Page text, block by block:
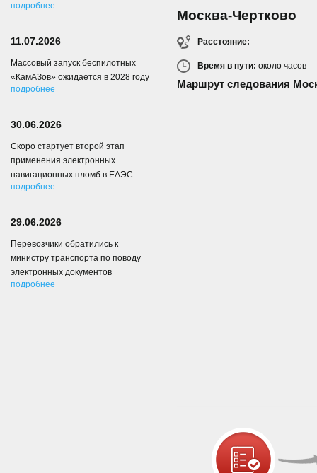
Москва-Чертково
Расстояние:
Время в пути: около часов
Маршрут следования
подробнее
11.07.2026
Массовый запуск беспилотных
«КамАЗов» ожидается в 2028 году
подробнее
30.06.2026
Скоро стартует второй этап
применения электронных
навигационных пломб в ЕАЭС
подробнее
29.06.2026
Перевозчики обратились к
министру транспорта по поводу
электронных документов
подробнее